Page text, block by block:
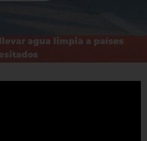
agua limpia a países